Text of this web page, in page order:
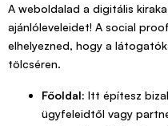
A weboldalad a digitális
ajánlóleveleidet! A social
elhelyezned, hogy a
tölcséren.
Főoldal: Itt építesz
ügyfeleidtől vagy